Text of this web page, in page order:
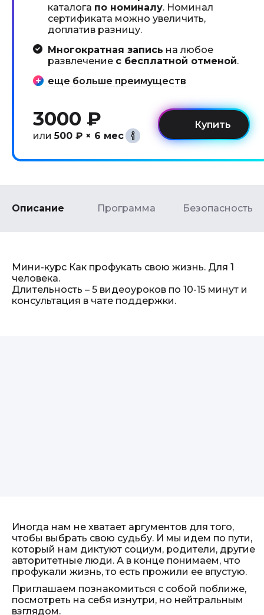
каталога по номиналу. Номинал
сертификата можно увеличить,
доплатив разницу.
Многократная запись на любое
развлечение с бесплатной отменой.
еще больше преимуществ
3000 ₽
или500 ₽ × 6 мес
Описание Программа Безопасность
Мини-курс Как профукать свою жизнь. Для 1
человека.
Длительность – 5 видеоуроков по 10-15 минут и
консультация в чате поддержки.
Иногда нам не хватает аргументов для того,
чтобы выбрать свою судьбу. И мы идем по пути,
который нам диктуют социум, родители, другие
авторитетные люди. А в конце понимаем, что
профукали жизнь, то есть прожили ее впустую.
Приглашаем познакомиться с собой поближе,
посмотреть на себя изнутри, но нейтральным
взглядом.